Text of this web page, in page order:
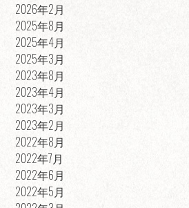
2026年2月
2025年8月
2025年4月
2025年3月
2023年8月
2023年4月
2023年3月
2023年2月
2022年8月
2022年7月
2022年6月
2022年5月